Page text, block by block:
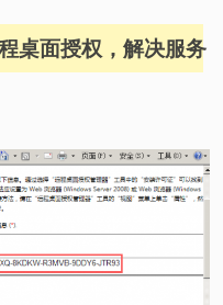
面授权，解决服务